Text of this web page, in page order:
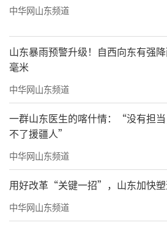
中华网山东频道
山东暴雨预警升级！自西向东有强
毫米
中华网山东频道
一群山东医生的喀什情：“没有担
不了援疆人”
中华网山东频道
用好改革“关键一招”，山东加快
中华网山东频道